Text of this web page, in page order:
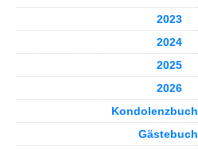
2023
2024
2025
2026
Kondolenzbuch
Gästebuch